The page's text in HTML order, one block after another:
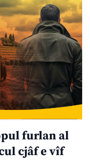
furlan al
cjâf e vîf